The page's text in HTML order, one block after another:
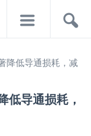
降低导通损耗，减
低导通损耗，